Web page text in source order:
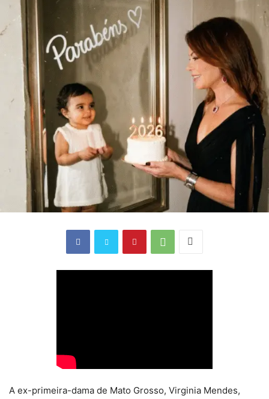
A ex-primeira-dama de Mato Grosso, Virginia Mendes,